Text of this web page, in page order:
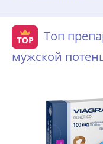
Топ
мужской